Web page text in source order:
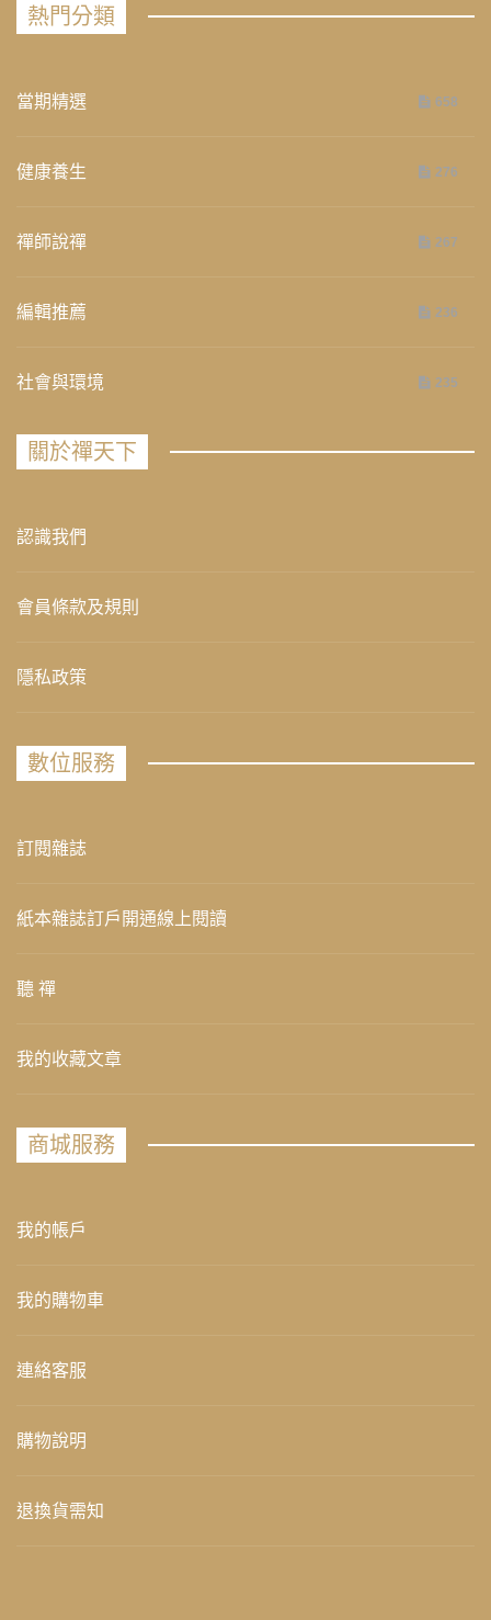
熱門分類
當期精選 658
健康養生 276
禪師說禪 267
編輯推薦 236
社會與環境 235
關於禪天下
認識我們
會員條款及規則
隱私政策
數位服務
訂閱雜誌
紙本雜誌訂戶開通線上閱讀
聽 禪
我的收藏文章
商城服務
我的帳戶
我的購物車
連絡客服
購物說明
退換貨需知